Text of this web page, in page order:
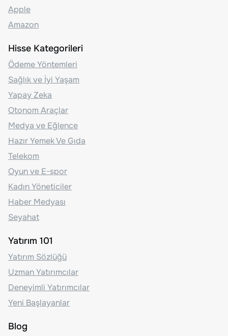
Apple
Amazon
Hisse Kategorileri
Ödeme Yöntemleri
Sağlık ve İyi Yaşam
Yapay Zeka
Otonom Araçlar
Medya ve Eğlence
Hazır Yemek Ve Gıda
Telekom
Oyun ve E-spor
Kadın Yöneticiler
Haber Medyası
Seyahat
Yatırım 101
Yatırım Sözlüğü
Uzman Yatırımcılar
Deneyimli Yatırımcılar
Yeni Başlayanlar
Blog